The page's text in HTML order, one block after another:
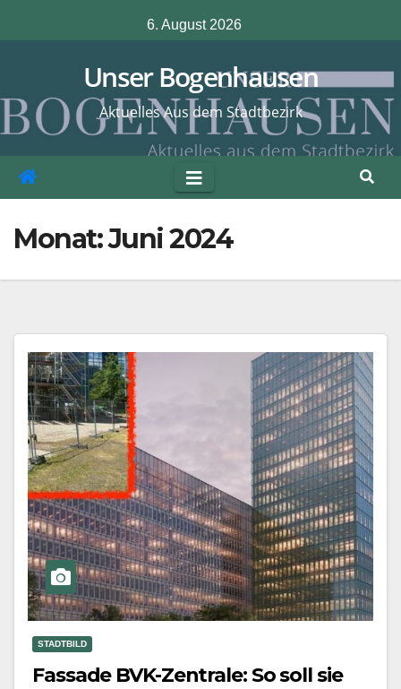
Inhalt
6. August 2026
Unser Bogenhausen
Aktuelles Aus dem Stadtbezirk
Monat:Juni 2024
STADTBILD
Fassade BVK-Zentrale: So soll sie